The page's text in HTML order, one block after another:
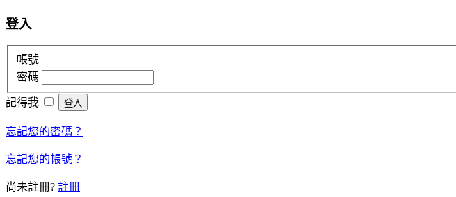
登入
帳號
密碼
記得我
忘記您的密碼？
忘記您的帳號？
尚未註冊? 註冊